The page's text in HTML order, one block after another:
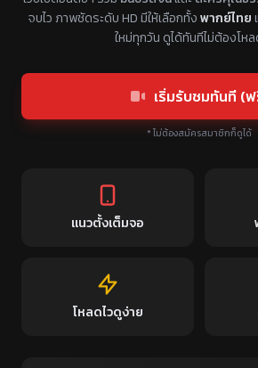
จบไว ภาพชัดระดับ HD มีให้เลือกทั้งพากย์ไทย
ใหม่ทุกวัน ดูได้ทันทีไม่ต้องโห
เริ่มรับชมทันที (
* ไม่ต้องสมัครสมาชิกก็ดูได้
แนวตั้งเต็มจอ
โหลดไวดูง่าย